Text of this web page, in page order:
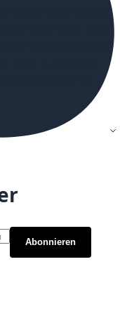
0 mg/ml, 10
an:
Abonnieren